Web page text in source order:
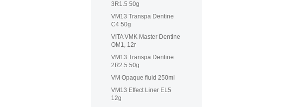
3R1.5 50g
VM13 Transpa Dentine
C4 50g
VITA VMK Master Dentine
OM1, 12г
VM13 Transpa Dentine
2R2.5 50g
VM Opaque fluid 250ml
VM13 Effect Liner EL5
12g